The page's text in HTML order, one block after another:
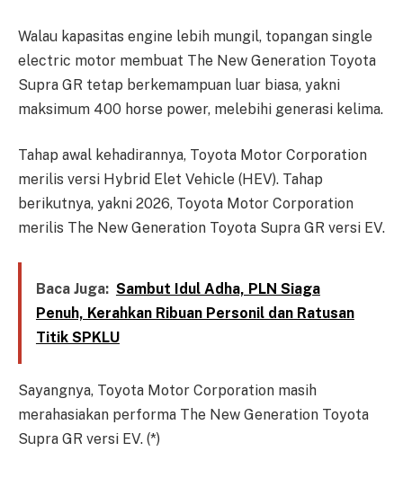
Walau kapasitas engine lebih mungil, topangan single
electric motor membuat The New Generation Toyota
Supra GR tetap berkemampuan luar biasa, yakni
maksimum 400 horse power, melebihi generasi kelima.
Tahap awal kehadirannya, Toyota Motor Corporation
merilis versi Hybrid Elet Vehicle (HEV). Tahap
berikutnya, yakni 2026, Toyota Motor Corporation
merilis The New Generation Toyota Supra GR versi EV.
Baca Juga: Sambut Idul Adha, PLN Siaga
Penuh, Kerahkan Ribuan Personil dan Ratusan
Titik SPKLU
Sayangnya, Toyota Motor Corporation masih
merahasiakan performa The New Generation Toyota
Supra GR versi EV. (*)